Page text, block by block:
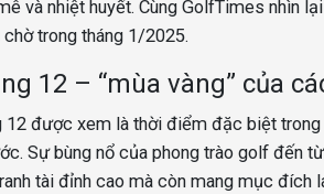
và nhiệt huyết. Cùng GolfTimes nhìn
trong tháng 1/2025.
12 – “mùa vàng” của
12 được xem là thời điểm đặc biệt
Sự bùng nổ của phong trào golf đến
tài đỉnh cao mà còn mang mục đích